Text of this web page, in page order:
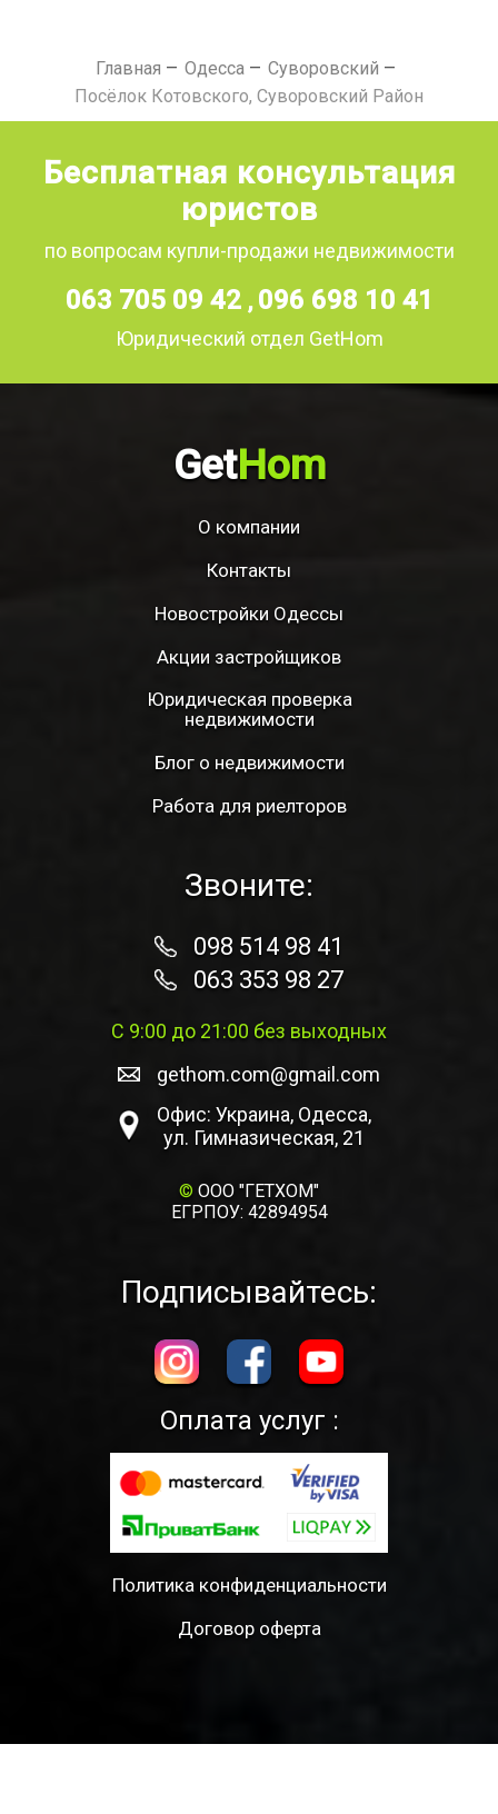
Главная Одесса
Суворовский
Посёлок Котовского, Суворовский Район
Бесплатная консультация
юристов
по вопросам купли-продажи недвижимости
063 705 09 42 , 096 698 10 41
Юридический отдел GetHom
GetHom
О компании
Контакты
Новостройки Одессы
Акции застройщиков
Юридическая проверка
недвижимости
Блог о недвижимости
Работа для риелторов
Звоните:
098 514 98 41
063 353 98 27
С 9:00 до 21:00 без выходных
gethom.com@gmail.com
Офис: Украина, Одесса,
ул. Гимназическая, 21
© ООО "ГЕТХОМ"
ЕГРПОУ: 42894954
Подписывайтесь:
Оплата услуг :
Политика конфиденциальности
Договор оферта